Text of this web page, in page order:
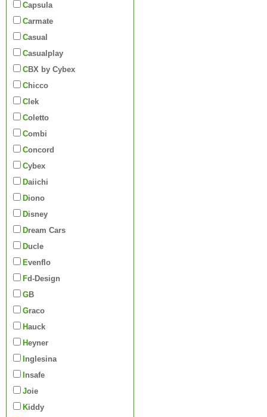
Capsula
Carmate
Casual
Casualplay
CBX by Cybex
Chicco
Clek
Coletto
Combi
Concord
Cybex
Daiichi
Diono
Disney
Dream Cars
Ducle
Evenflo
Fd-Design
GB
Graco
Hauck
Heyner
Inglesina
Insafe
Joie
Kiddy